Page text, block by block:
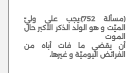
(مسألة 752):يجب على وليّ
الميّت و هو الولد الذكر الأكبر حال
الموت
أن يقضي ما فات أباه من
الفرائض اليوميّة و غيرها،